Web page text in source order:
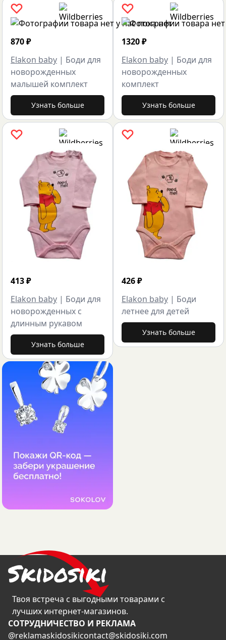
870₽
Elakon baby | Боди для
новорожденных
малышей комплект
Узнать больше
413₽
Elakon baby | Боди для
новорожденных с
длинным рукавом
Узнать больше
1320₽
Elakon baby | Боди для
новорожденных
комплект
Узнать больше
426₽
Elakon baby | Боди
летнее для детей
Узнать больше
Твоя встреча с выгодными товарами с
лучших интернет-магазинов.
CОТРУДНИЧЕСТВО И РЕКЛАМА
@reklamaskidosikicontact@skidosiki.com